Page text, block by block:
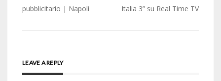
pubblicitario | Napoli
Italia 3” su Real Time TV
LEAVE A REPLY